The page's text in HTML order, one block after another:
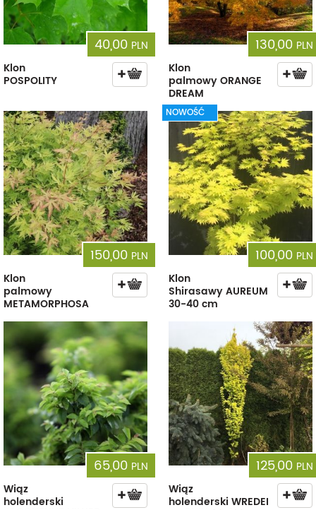
40,00 PLN
Klon
POSPOLITY
130,00 PLN
Klon
palmowy ORANGE
DREAM
150,00 PLN
Klon
palmowy
METAMORPHOSA
NOWOŚĆ
100,00 PLN
Klon
Shirasawy AUREUM
30-40 cm
65,00 PLN
Wiąz
holenderski
125,00 PLN
Wiąz
holenderski WREDEI